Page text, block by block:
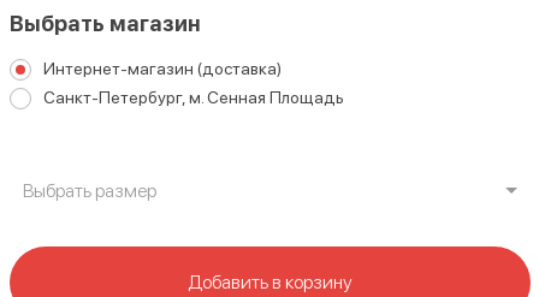
Выбрать магазин
Интернет-магазин (доставка)
Санкт-Петербург, м. Сенная Площадь
Выбрать размер
Добавить в корзину